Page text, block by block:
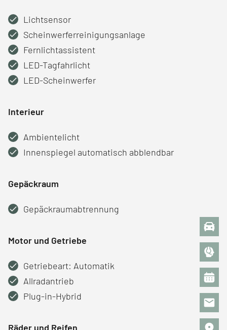
Lichtsensor
Scheinwerferreinigungsanlage
Fernlichtassistent
LED-Tagfahrlicht
LED-Scheinwerfer
Interieur
Ambientelicht
Innenspiegel automatisch abblendbar
Gepäckraum
Gepäckraumabtrennung
Motor und Getriebe
Getriebeart: Automatik
Allradantrieb
Plug-in-Hybrid
Räder und Reifen